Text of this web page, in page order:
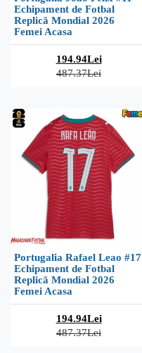
Echipament de Fotbal
Replică Mondial 2026
Femei Acasa
194.94Lei
487.37Lei
Portugalia Rafael Leao #17
Echipament de Fotbal
Replică Mondial 2026
Femei Acasa
194.94Lei
487.37Lei